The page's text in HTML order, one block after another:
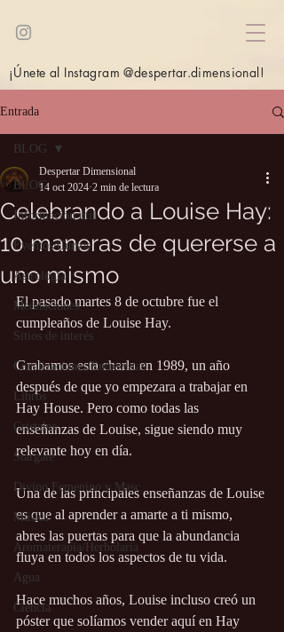
¡Únete al Instagram @despertar.dimensional!
Entrada
BLOG
Información útil
Eventos/Cursos
Astrología
Meditaciones
Sitios de interés
Canalizaciones/Entrevistas
Libros
Cristales
Stargate
Divino Femenino y Masc.
Música
Aromaterapia/Herbolaria
Agua
Ciencia
BLOG
Celebrando a Louise Hay:
10 maneras de quererse a
uno mismo
Despertar Dimensional
14 oct 2024 2 min de lectura
El pasado martes 8 de octubre fue el
cumpleaños de Louise Hay.
Grabamos esta charla en 1989, un año
después de que yo empezara a trabajar en
Hay House. Pero como todas las
enseñanzas de Louise, sigue siendo muy
relevante hoy en día.
Una de las principales enseñanzas de Louise
es que al aprender a amarte a ti mismo,
abres las puertas para que la abundancia
fluya en todos los aspectos de tu vida.
Hace muchos años, Louise incluso creó un
póster que solíamos vender aquí en Hay